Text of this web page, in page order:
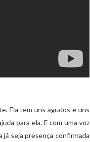
Ela tem uns agudos e uns
para ela. E com uma voz
seja presença confirmada